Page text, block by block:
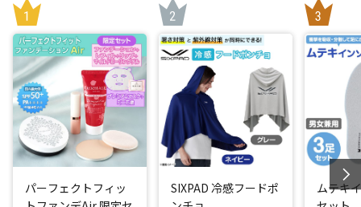
ジュピラー・プロ・リーグ・KRCヘンク所属。ポジションは
フォワード(FW)日本代表。
*1：予定販売数に達し次第、販売終了となります。
閉じる
パーフェクトフィッ
SIXPAD 冷感フードポ
ムテキ